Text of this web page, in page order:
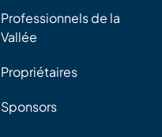
Professionnels de la
Vallée
Propriétaires
Sponsors